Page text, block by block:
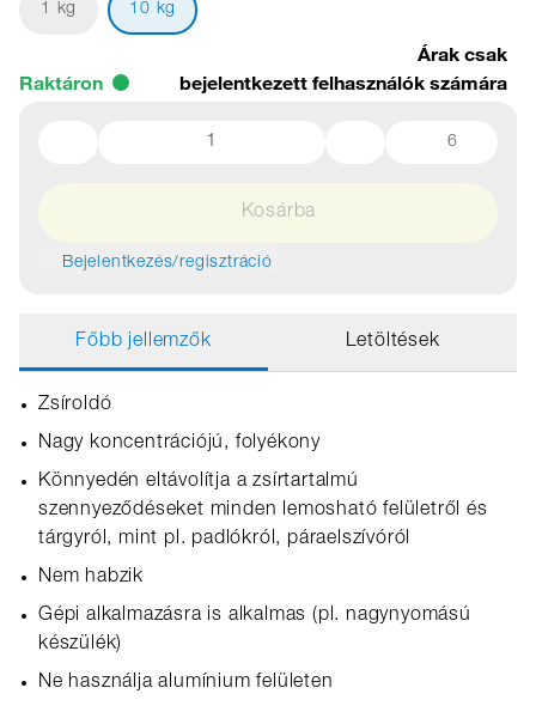
1 kg 10 kg
Raktáron
Árak csak
bejelentkezett felhasználók számára
6
Kosárba
Bejelentkezés/regisztráció
Főbb jellemzők Letöltések
Zsíroldó
Nagy koncentrációjú, folyékony
Könnyedén eltávolítja a zsírtartalmú
szennyeződéseket minden lemosható felületről és
tárgyról, mint pl. padlókról, páraelszívóról
Nem habzik
Gépi alkalmazásra is alkalmas (pl. nagynyomású
készülék)
Ne használja alumínium felületen